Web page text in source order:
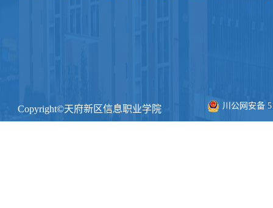
Copyright©天府新区信息职业学院 川公网安备